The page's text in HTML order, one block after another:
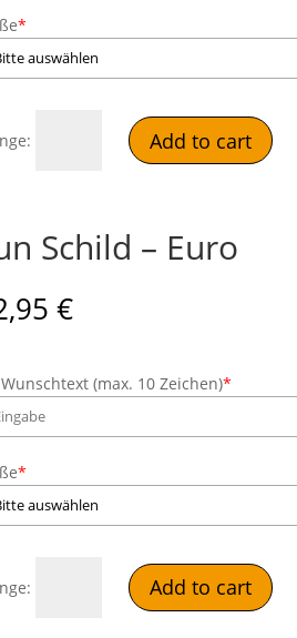
*
Add to cart
Schild – Euro
€
(max. 10 Zeichen)*
*
Add to cart